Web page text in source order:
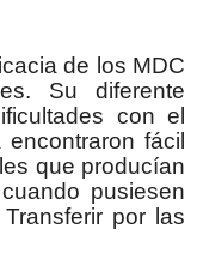
de los MDC
Su diferente
con el
fácil
que producían
pusiesen
por las